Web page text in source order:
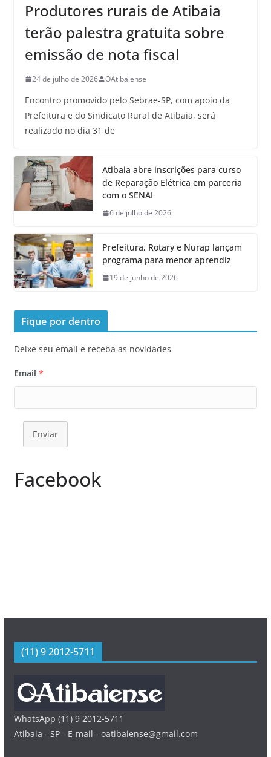
Produtores rurais de Atibaia
terão palestra gratuita sobre
emissão de nota fiscal
24 de julho de 2026 OAtibaiense
Encontro promovido pelo Sebrae-SP, com apoio da
Prefeitura e do Sindicato Rural de Atibaia, será
realizado no dia 31 de
Atibaia abre inscrições para curso
de Reparação Elétrica em parceria
com o SENAI
6 de julho de 2026
Prefeitura, Rotary e Nurap lançam
programa para menor aprendiz
19 de junho de 2026
Fique por dentro
Deixe seu email e receba as novidades
Email *
Enviar
Facebook
(11) 9 2012-5711
WhatsApp (11) 9 2012-5711
Atibaia - SP - E-mail - oatibaiense@gmail.com